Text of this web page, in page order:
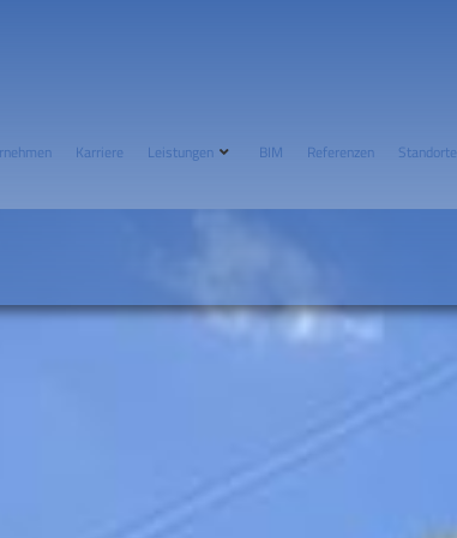
Karriere Leistungen BIM Referenzen Standorte